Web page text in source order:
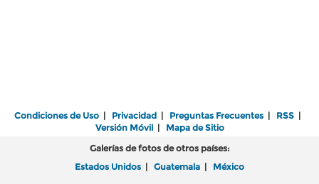
Condiciones de Uso | Privacidad | Preguntas Frecuentes | RSS |
Versión Móvil| Mapa de Sitio
Galerías de fotos de otros países:
Estados Unidos | Guatemala | México